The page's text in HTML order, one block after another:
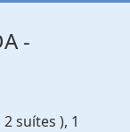
-
suítes ), 1